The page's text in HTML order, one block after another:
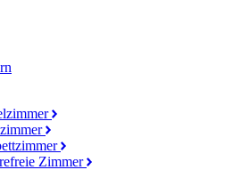
Zimmer